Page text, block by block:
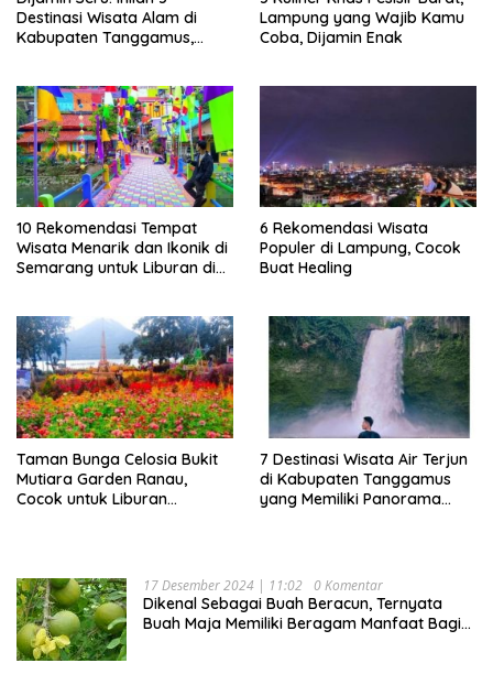
Destinasi Wisata Alam di
Kabupaten Tanggamus,
Lampung yang Wajib Kamu
Coba, Dijamin Enak
10 Rekomendasi Tempat
Wisata Menarik dan Ikonik di
Semarang untuk Liburan di
6 Rekomendasi Wisata
Populer di Lampung, Cocok
Buat Healing
Taman Bunga Celosia Bukit
Mutiara Garden Ranau,
Cocok untuk Liburan
7 Destinasi Wisata Air Terjun
di Kabupaten Tanggamus
yang Memiliki Panorama
17 Desember 2024 | 11:02 0 Komentar
Dikenal Sebagai Buah Beracun, Ternyata
Buah Maja Memiliki Beragam Manfaat Bagi